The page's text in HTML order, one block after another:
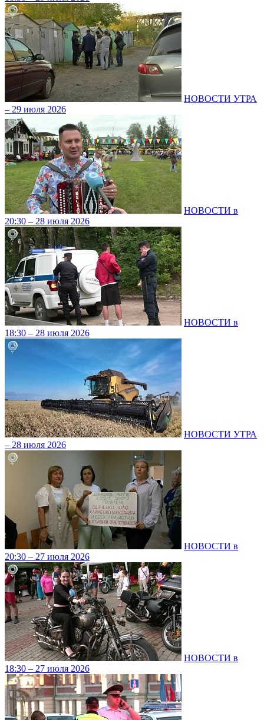
НОВОСТИ УТРА
– 29 июля 2026
НОВОСТИ в
20:30 – 28 июля 2026
НОВОСТИ в
18:30 – 28 июля 2026
НОВОСТИ УТРА
– 28 июля 2026
НОВОСТИ в
20:30 – 27 июля 2026
НОВОСТИ в
18:30 – 27 июля 2026